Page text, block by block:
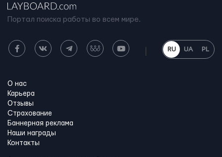
Портал поиска работы во всем мире.
RU UA PL
О нас
Карьера
Отзывы
Страхование
Баннерная реклама
Наши награды
Контакты